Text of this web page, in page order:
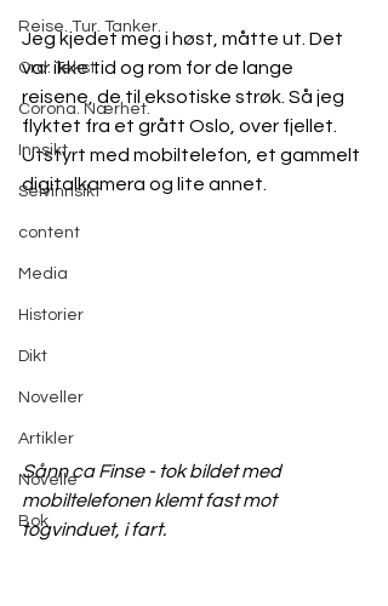
Reise. Tur. Tanker.
Ord. Tekst.
Corona. Nærhet.
Innsikt.
Selvinnsikt
content
Media
Historier
Dikt
Noveller
Artikler
Novelle
Bok
Jeg kjedet meg i høst, måtte ut. Det
var ikke tid og rom for de lange
reisene, de til eksotiske strøk. Så jeg
flyktet fra et grått Oslo, over fjellet.
Utstyrt med mobiltelefon, et gammelt
digitalkamera og lite annet.
Sånn ca Finse - tok bildet med
mobiltelefonen klemt fast mot
togvinduet, i fart.